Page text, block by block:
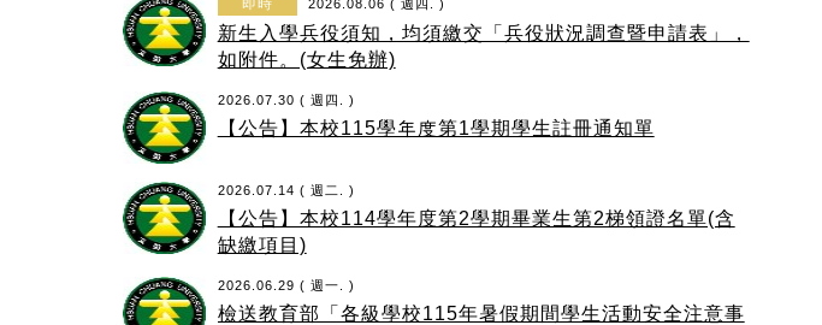
即時 2026.08.06 ( 週四. )
新生入學兵役須知，均須繳交「兵役狀況調查暨申請表」，
如附件。(女生免辦)
2026.07.30 ( 週四. )
【公告】本校115學年度第1學期學生註冊通知單
2026.07.14 ( 週二. )
【公告】本校114學年度第2學期畢業生第2梯領證名單(含
缺繳項目)
2026.06.29 ( 週一. )
檢送教育部「各級學校115年暑假期間學生活動安全注意事